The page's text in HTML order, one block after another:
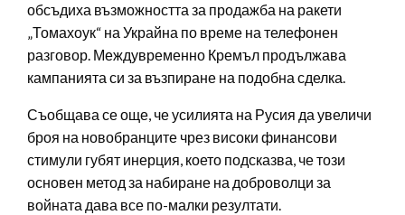
обсъдиха възможността за продажба на ракети
„Томахоук“ на Украйна по време на телефонен
разговор. Междувременно Кремъл продължава
кампанията си за възпиране на подобна сделка.
Съобщава се още, че усилията на Русия да увеличи
броя на новобранците чрез високи финансови
стимули губят инерция, което подсказва, че този
основен метод за набиране на доброволци за
войната дава все по-малки резултати.